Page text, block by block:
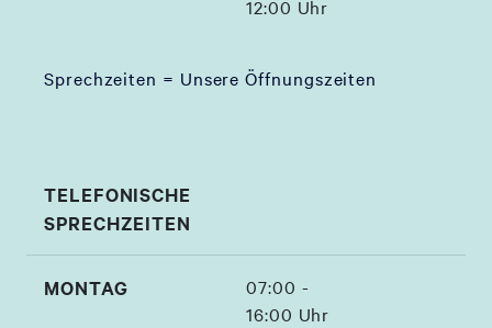
12:00 Uhr
Sprechzeiten = Unsere Öffnungszeiten
TELEFONISCHE
SPRECHZEITEN
MONTAG
07:00 -
16:00 Uhr